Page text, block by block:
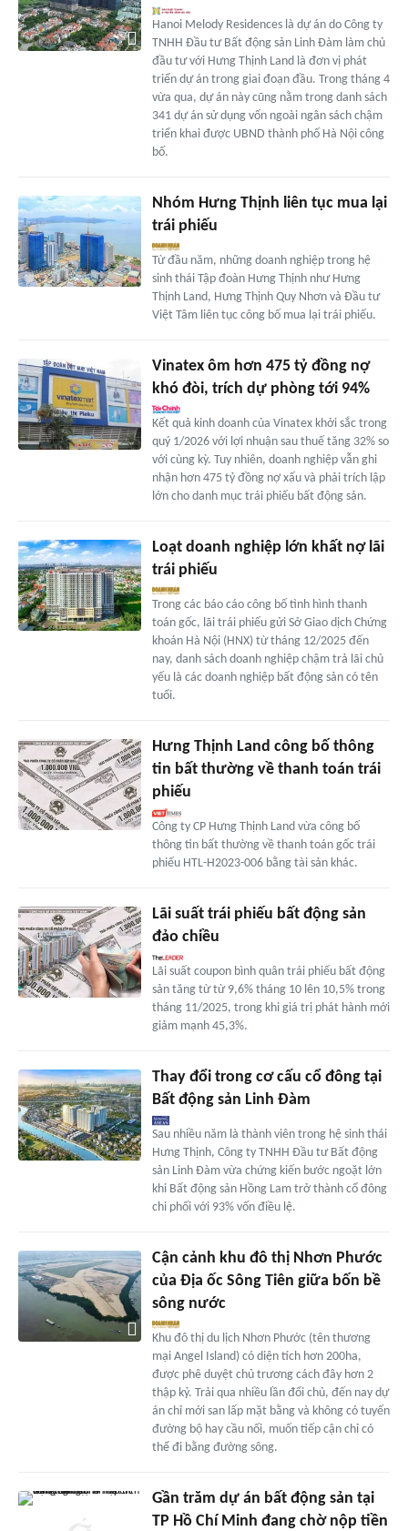
Hanoi Melody Residences là dự án do Công ty
TNHH Đầu tư Bất động sản Linh Đàm làm chủ
đầu tư với Hưng Thịnh Land là đơn vị phát
triển dự án trong giai đoạn đầu. Trong tháng 4
vừa qua, dự án này cũng nằm trong danh sách
341 dự án sử dụng vốn ngoài ngân sách chậm
triển khai được UBND thành phố Hà Nội công
bố.
Nhóm Hưng Thịnh liên tục mua lại
trái phiếu
Từ đầu năm, những doanh nghiệp trong hệ
sinh thái Tập đoàn Hưng Thịnh như Hưng
Thịnh Land, Hưng Thịnh Quy Nhơn và Đầu tư
Việt Tâm liên tục công bố mua lại trái phiếu.
Vinatex ôm hơn 475 tỷ đồng nợ
khó đòi, trích dự phòng tới 94%
Kết quả kinh doanh của Vinatex khởi sắc trong
quý 1/2026 với lợi nhuận sau thuế tăng 32% so
với cùng kỳ. Tuy nhiên, doanh nghiệp vẫn ghi
nhận hơn 475 tỷ đồng nợ xấu và phải trích lập
lớn cho danh mục trái phiếu bất động sản.
Loạt doanh nghiệp lớn khất nợ lãi
trái phiếu
Trong các báo cáo công bố tình hình thanh
toán gốc, lãi trái phiếu gửi Sở Giao dịch Chứng
khoán Hà Nội (HNX) từ tháng 12/2025 đến
nay, danh sách doanh nghiệp chậm trả lãi chủ
yếu là các doanh nghiệp bất động sản có tên
tuổi.
Hưng Thịnh Land công bố thông
tin bất thường về thanh toán trái
phiếu
Công ty CP Hưng Thịnh Land vừa công bố
thông tin bất thường về thanh toán gốc trái
phiếu HTL-H2023-006 bằng tài sản khác.
Lãi suất trái phiếu bất động sản
đảo chiều
Lãi suất coupon bình quân trái phiếu bất động
sản tăng từ từ 9,6% tháng 10 lên 10,5% trong
tháng 11/2025, trong khi giá trị phát hành mới
giảm mạnh 45,3%.
Thay đổi trong cơ cấu cổ đông tại
Bất động sản Linh Đàm
Sau nhiều năm là thành viên trong hệ sinh thái
Hưng Thịnh, Công ty TNHH Đầu tư Bất động
sản Linh Đàm vừa chứng kiến bước ngoặt lớn
khi Bất động sản Hồng Lam trở thành cổ đông
chi phối với 93% vốn điều lệ.
Cận cảnh khu đô thị Nhơn Phước
của Địa ốc Sông Tiên giữa bốn bề
sông nước
Khu đô thị du lịch Nhơn Phước (tên thương
mại Angel Island) có diện tích hơn 200ha,
được phê duyệt chủ trương cách đây hơn 2
thập kỷ. Trải qua nhiều lần đổi chủ, đến nay dự
án chỉ mới san lấp mặt bằng và không có tuyến
đường bộ hay cầu nối, muốn tiếp cận chỉ có
thể đi bằng đường sông.
Gần trăm dự án bất động sản tại
TP Hồ Chí Minh đang chờ nộp tiền